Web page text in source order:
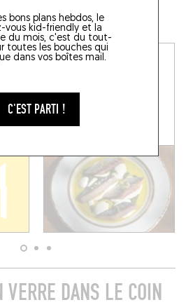
bons plans hebdos, le
vous kid-friendly et la
du mois, c'est du tout-
toutes les bouches qui
dans vos boîtes mail.
C'EST PARTI !
CUISINE D'AUTEUR
Lange Koepoortstraat 16
Antwerpen (2000)
VERRE DANS LE COIN